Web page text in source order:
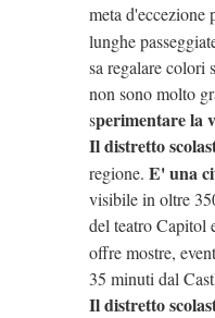
meta d'eccezione
lunghe
sa regalare colori
non sono molto
sperimentare la
Il distretto
regione. E' una
visibile in oltre
del teatro Capitol
offre mostre,
35 minuti dal
Il distretto